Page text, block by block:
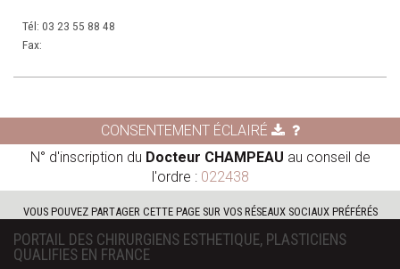
Tél: 03 23 55 88 48
Fax:
CONSENTEMENT ÉCLAIRÉ
N° d'inscription du Docteur CHAMPEAU au conseil de
l'ordre : 022438
VOUS POUVEZ PARTAGER CETTE PAGE SUR VOS RÉSEAUX SOCIAUX PRÉFÉRÉS
PORTAIL DES CHIRURGIENS ESTHETIQUE, PLASTICIENS
QUALIFIES EN FRANCE